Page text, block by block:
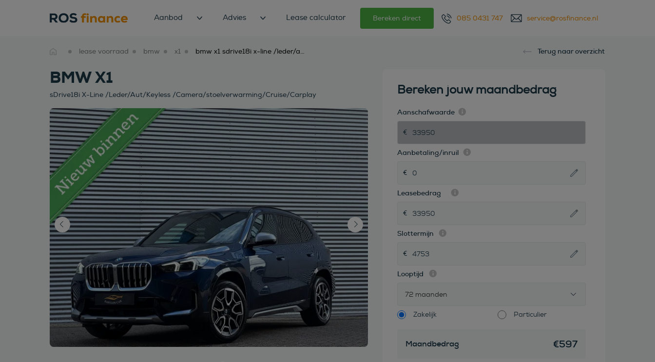
Aanbod Advies Lease calculator Bereken direct 085 0431 747 service@rosfinance.nl
lease voorraad bmw x1 bmw x1 sdrive18i x-line /leder/aut/keyless /camera/stoelverwarming/cruise/carplay Terug naar overzicht
BMW X1
sDrive18i X-Line /Leder/Aut/Keyless /Camera/stoelverwarming/Cruise/Carplay Bereken jouw maandbedrag
Aanschafwaarde
Aanbetaling/inruil
Leasebedrag
Slottermijn
Looptijd
72 maanden
Zakelijk Particulier
Maandbedrag €597